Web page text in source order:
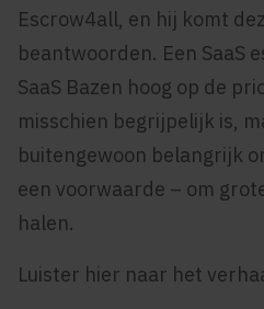
Escrow4all, en hij komt
beantwoorden. Een SaaS
SaaS Bazen hoog op de
misschien begrijpelijk is,
buitengewoon belangrijk
een voorwaarde – om
halen.
Luister hier naar het